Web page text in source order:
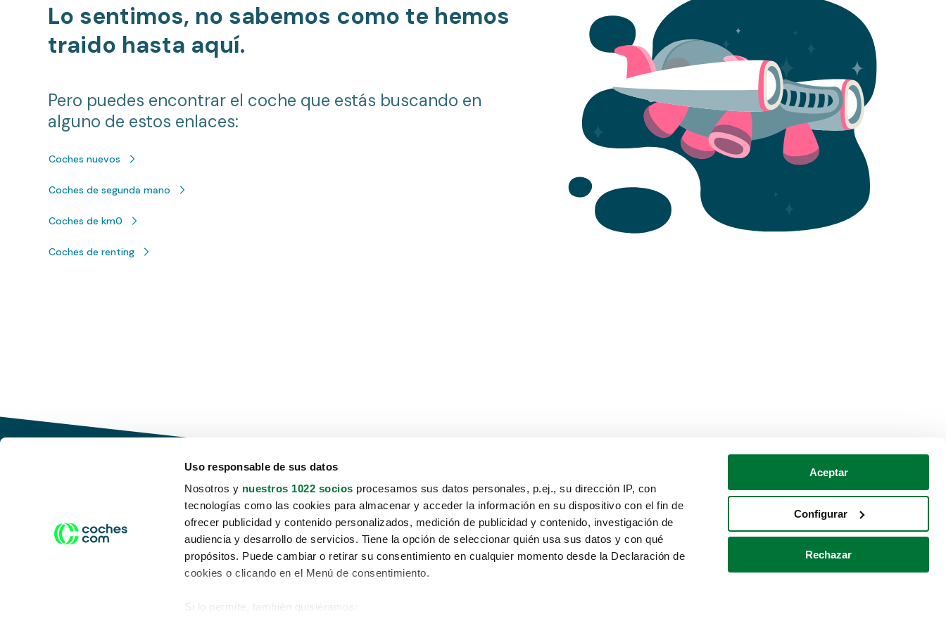
Uso responsable de sus datos
Nosotros y nuestros 1022 socios procesamos sus datos personales, p.ej., su dirección IP, con
tecnologías como las cookies para almacenar y acceder la información en su dispositivo con el fin de
ofrecer publicidad y contenido personalizados, medición de publicidad y contenido, investigación de
audiencia y desarrollo de servicios. Tiene la opción de seleccionar quién usa sus datos y con qué
propósitos. Puede cambiar o retirar su consentimiento en cualquier momento desde la Declaración de
cookies o clicando en el Menú de consentimiento.
Si lo permite, también quisiéramos:
Aceptar
Configurar
Rechazar
Lo sentimos, no sabemos como te hemos
traido hasta aquí.
Pero puedes encontrar el coche que estás buscando en
alguno de estos enlaces:
Coches nuevos
Coches de segunda mano
Coches de km0
Coches de renting
Conduce tu futuro,
desata tu movilidad